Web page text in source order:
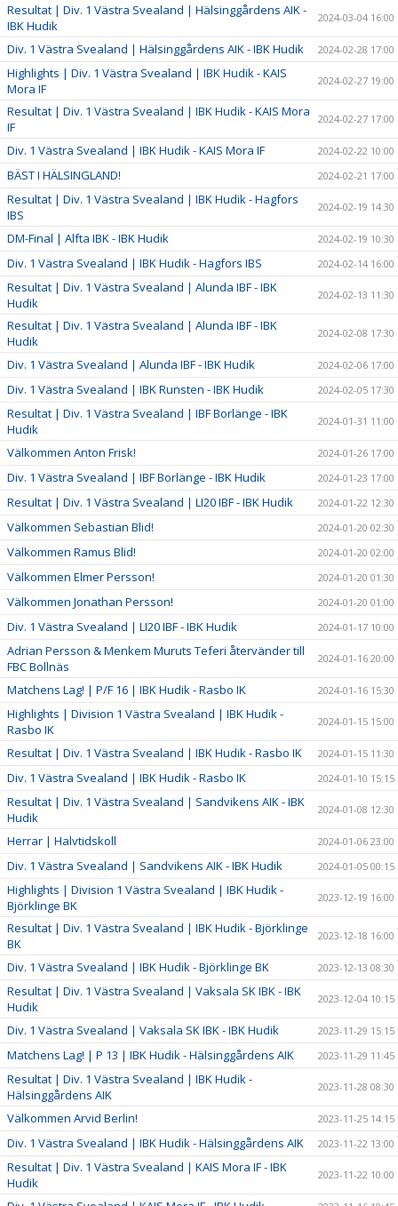
Resultat | Div. 1 Västra Svealand | Hälsinggårdens AIK -
IBK Hudik
2024-03-04 16:00
Div. 1 Västra Svealand | Hälsinggårdens AIK - IBK Hudik 2024-02-28 17:00
Highlights | Div. 1 Västra Svealand | IBK Hudik - KAIS
Mora IF
2024-02-27 19:00
Resultat | Div. 1 Västra Svealand | IBK Hudik - KAIS Mora
IF
2024-02-27 17:00
Div. 1 Västra Svealand | IBK Hudik - KAIS Mora IF 2024-02-22 10:00
BÄST I HÄLSINGLAND! 2024-02-21 17:00
Resultat | Div. 1 Västra Svealand | IBK Hudik - Hagfors
IBS
2024-02-19 14:30
DM-Final | Alfta IBK - IBK Hudik 2024-02-19 10:30
Div. 1 Västra Svealand | IBK Hudik - Hagfors IBS 2024-02-14 16:00
Resultat | Div. 1 Västra Svealand | Alunda IBF - IBK
Hudik
2024-02-13 11:30
Resultat | Div. 1 Västra Svealand | Alunda IBF - IBK
Hudik
2024-02-08 17:30
Div. 1 Västra Svealand | Alunda IBF - IBK Hudik 2024-02-06 17:00
Div. 1 Västra Svealand | IBK Runsten - IBK Hudik 2024-02-05 17:30
Resultat | Div. 1 Västra Svealand | IBF Borlänge - IBK
Hudik
2024-01-31 11:00
Välkommen Anton Frisk! 2024-01-26 17:00
Div. 1 Västra Svealand | IBF Borlänge - IBK Hudik 2024-01-23 17:00
Resultat | Div. 1 Västra Svealand | LI20 IBF - IBK Hudik 2024-01-22 12:30
Välkommen Sebastian Blid! 2024-01-20 02:30
Välkommen Ramus Blid! 2024-01-20 02:00
Välkommen Elmer Persson! 2024-01-20 01:30
Välkommen Jonathan Persson! 2024-01-20 01:00
Div. 1 Västra Svealand | LI20 IBF - IBK Hudik 2024-01-17 10:00
Adrian Persson & Menkem Muruts Teferi återvänder till
FBC Bollnäs
2024-01-16 20:00
Matchens Lag! | P/F 16 | IBK Hudik - Rasbo IK 2024-01-16 15:30
Highlights | Division 1 Västra Svealand | IBK Hudik -
Rasbo IK
2024-01-15 15:00
Resultat | Div. 1 Västra Svealand | IBK Hudik - Rasbo IK 2024-01-15 11:30
Div. 1 Västra Svealand | IBK Hudik - Rasbo IK 2024-01-10 15:15
Resultat | Div. 1 Västra Svealand | Sandvikens AIK - IBK
Hudik
2024-01-08 12:30
Herrar | Halvtidskoll 2024-01-06 23:00
Div. 1 Västra Svealand | Sandvikens AIK - IBK Hudik 2024-01-05 00:15
Highlights | Division 1 Västra Svealand | IBK Hudik -
Björklinge BK
2023-12-19 16:00
Resultat | Div. 1 Västra Svealand | IBK Hudik - Björklinge
BK
2023-12-18 16:00
Div. 1 Västra Svealand | IBK Hudik - Björklinge BK 2023-12-13 08:30
Resultat | Div. 1 Västra Svealand | Vaksala SK IBK - IBK
Hudik
2023-12-04 10:15
Div. 1 Västra Svealand | Vaksala SK IBK - IBK Hudik 2023-11-29 15:15
Matchens Lag! | P 13 | IBK Hudik - Hälsinggårdens AIK 2023-11-29 11:45
Resultat | Div. 1 Västra Svealand | IBK Hudik -
Hälsinggårdens AIK
2023-11-28 08:30
Välkommen Arvid Berlin! 2023-11-25 14:15
Div. 1 Västra Svealand | IBK Hudik - Hälsinggårdens AIK 2023-11-22 13:00
Resultat | Div. 1 Västra Svealand | KAIS Mora IF - IBK
Hudik
2023-11-22 10:00